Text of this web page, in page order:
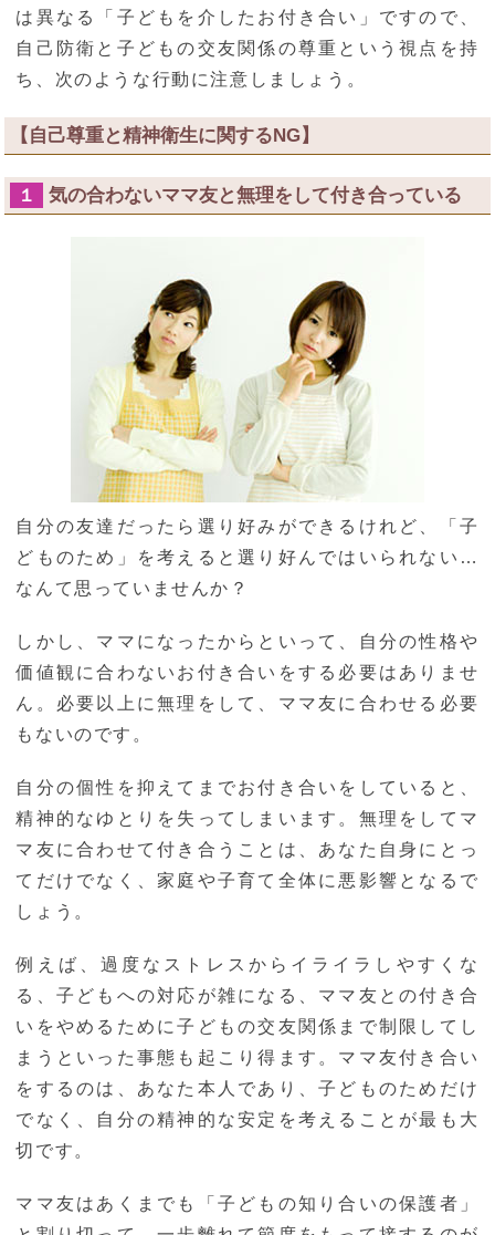
は異なる「子どもを介したお付き合い」ですので、
自己防衛と子どもの交友関係の尊重という視点を持
ち、次のような行動に注意しましょう。
【自己尊重と精神衛生に関するNG】
１ 気の合わないママ友と無理をして付き合っている
自分の友達だったら選り好みができるけれど、「子
どものため」を考えると選り好んではいられない…
なんて思っていませんか？
しかし、ママになったからといって、自分の性格や
価値観に合わないお付き合いをする必要はありませ
ん。必要以上に無理をして、ママ友に合わせる必要
もないのです。
自分の個性を抑えてまでお付き合いをしていると、
精神的なゆとりを失ってしまいます。無理をしてマ
マ友に合わせて付き合うことは、あなた自身にとっ
てだけでなく、家庭や子育て全体に悪影響となるで
しょう。
例えば、過度なストレスからイライラしやすくな
る、子どもへの対応が雑になる、ママ友との付き合
いをやめるために子どもの交友関係まで制限してし
まうといった事態も起こり得ます。ママ友付き合い
をするのは、あなた本人であり、子どものためだけ
でなく、自分の精神的な安定を考えることが最も大
切です。
ママ友はあくまでも「子どもの知り合いの保護者」